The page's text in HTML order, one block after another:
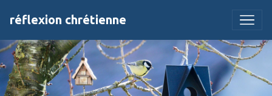
réflexion chrétienne